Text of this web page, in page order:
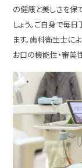
の健康と美しさを保
しょう。ご自身で毎
ます。歯科衛生士に
お口の機能性・審美